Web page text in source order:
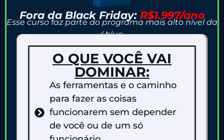
Fora da Black Friday: R$1.997/ano
Esse curso faz parte do programa mais alto nível da
4blue.
O QUE VOCÊ VAI
DOMINAR:
As ferramentas e o caminho
para fazer as coisas
funcionarem sem depender
de você ou de um só